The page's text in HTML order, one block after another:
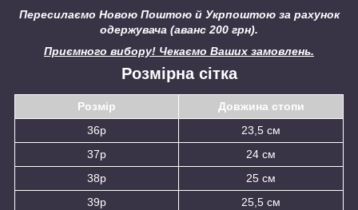
Пересилаємо Новою Поштою й Укрпоштою за рахунок
одержувача (аванс 200 грн).
Приємного вибору! Чекаємо Ваших замовлень.
Розмірна сітка
Розмір
Довжина стопи
36р
23,5 см
37р
24 см
38р
25 см
39р
25,5 см